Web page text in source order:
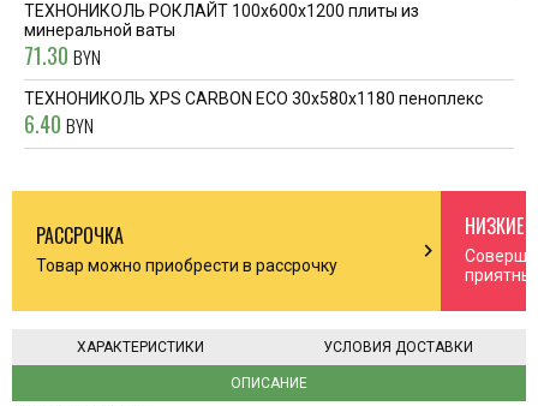
ТЕХНОНИКОЛЬ РОКЛАЙТ 100x600x1200 плиты из
минеральной ваты
71.30 BYN
ТЕХНОНИКОЛЬ XPS CARBON ECO 30x580x1180 пеноплекс
6.40 BYN
РАССРОЧКА
Товар можно приобрести в рассрочку chevron_right
НИЗКИЕ
ОПИСАНИЕ
ХАРАКТЕРИСТИКИ УСЛОВИЯ ДОСТАВКИ